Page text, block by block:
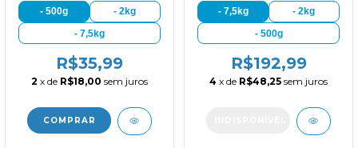
- 500g
- 2kg
- 7,5kg
R$35,99
2 x de R$18,00 sem juros
- 7,5kg
- 2kg
- 500g
R$192,99
4 x de R$48,25 sem juros